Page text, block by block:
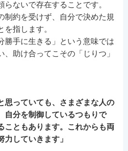
らないで存在することです。
約を受けず、自分で決めた規
指します。
手に生きる」という意味では
、助け合ってこその「じりつ」
思っていても、さまざまな人の
自分を制御しているつもりで
こともあります。これからも両
していきます」